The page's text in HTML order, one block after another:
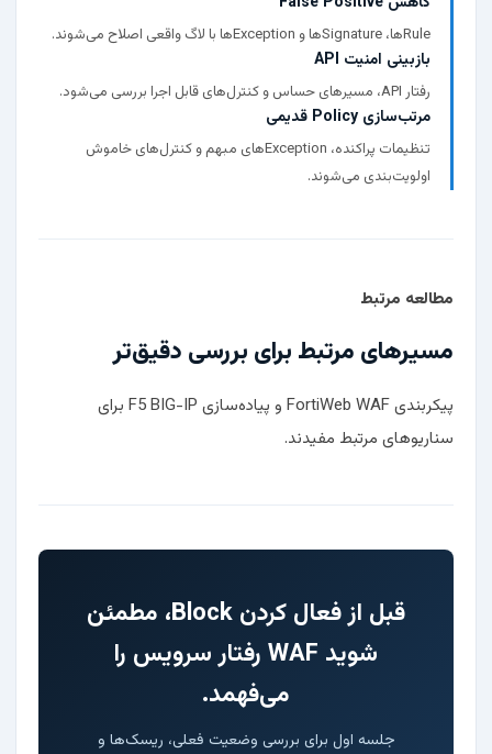
Ruleها، Signatureها و Exceptionها با لاگ واقعی اصلاح می‌شوند.
بازبینی امنیت API
رفتار API، مسیرهای حساس و کنترل‌های قابل اجرا بررسی می‌شود.
مرتب‌سازی Policy قدیمی
تنظیمات پراکنده، Exceptionهای مبهم و کنترل‌های خاموش
اولویت‌بندی می‌شوند.
مطالعه مرتبط
مسیرهای مرتبط برای بررسی دقیق‌تر
پیکربندی FortiWeb WAF و پیاده‌سازی F5 BIG-IP
برای
سناریوهای مرتبط مفیدند.
قبل از فعال کردن Block، مطمئن
شوید WAF رفتار سرویس را
می‌فهمد.
جلسه اول برای بررسی وضعیت فعلی، ریسک‌ها و